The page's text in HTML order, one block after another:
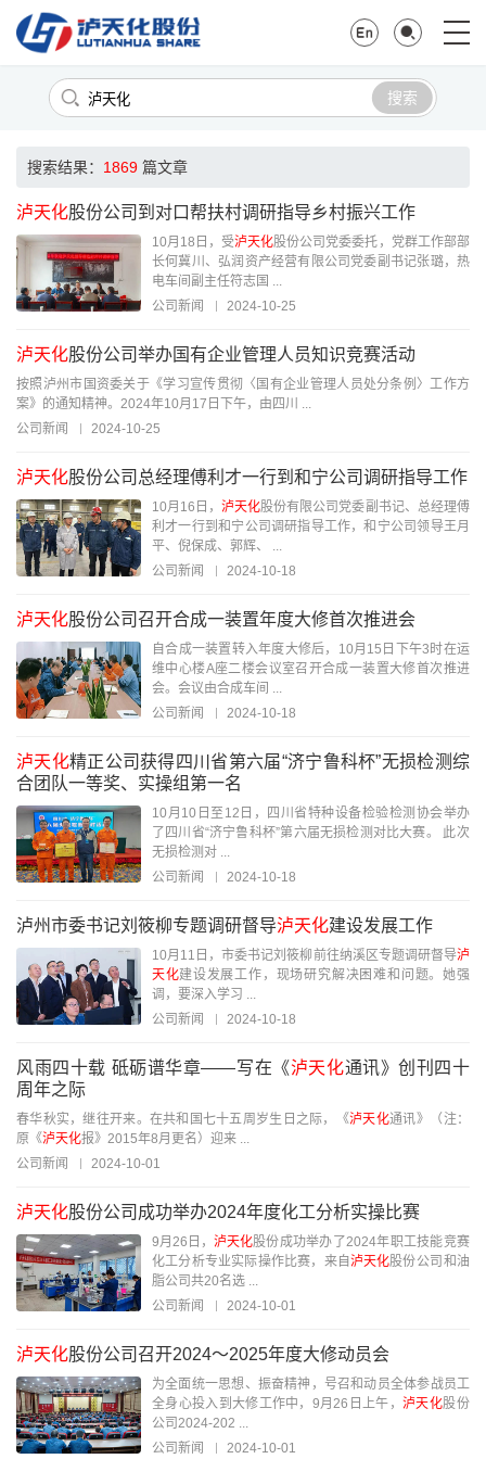
搜索
搜索结果： 1869 篇文章
泸天化股份公司到对口帮扶村调研指导乡村振兴工作
10月18日，受泸天化股份公司党委委托，党群工作部部
长何冀川、弘润资产经营有限公司党委副书记张璐，热
电车间副主任符志国 ...
公司新闻
2024-10-25
泸天化股份公司举办国有企业管理人员知识竞赛活动
按照泸州市国资委关于《学习宣传贯彻〈国有企业管理人员处分条例〉工作方
案》的通知精神。2024年10月17日下午，由四川 ...
公司新闻
2024-10-25
泸天化股份公司总经理傅利才一行到和宁公司调研指导工作
10月16日， 泸天化股份有限公司党委副书记、总经理傅
利才一行到和宁公司调研指导工作，和宁公司领导王月
平、倪保成、郭辉、 ...
公司新闻
2024-10-18
泸天化股份公司召开合成一装置年度大修首次推进会
自合成一装置转入年度大修后，10月15日下午3时在运
维中心楼A座二楼会议室召开合成一装置大修首次推进
会。会议由合成车间 ...
公司新闻
2024-10-18
泸天化精正公司获得四川省第六届“济宁鲁科杯”无损检测综
合团队一等奖、实操组第一名
10月10日至12日，四川省特种设备检验检测协会举办
了四川省“济宁鲁科杯”第六届无损检测对比大赛。 此次
无损检测对 ...
公司新闻
2024-10-18
泸州市委书记刘筱柳专题调研督导泸天化建设发展工作
10月11日，市委书记刘筱柳前往纳溪区专题调研督导泸
天化建设发展工作，现场研究解决困难和问题。她强
调，要深入学习 ...
公司新闻
2024-10-18
风雨四十载 砥砺谱华章——写在《泸天化通讯》创刊四十
周年之际
春华秋实，继往开来。在共和国七十五周岁生日之际，《泸天化通讯》（注：
原《泸天化报》2015年8月更名）迎来 ...
公司新闻
2024-10-01
泸天化股份公司成功举办2024年度化工分析实操比赛
9月26日， 泸天化股份成功举办了2024年职工技能竞赛
化工分析专业实际操作比赛，来自泸天化股份公司和油
脂公司共20名选 ...
公司新闻
2024-10-01
泸天化股份公司召开2024～2025年度大修动员会
为全面统一思想、振奋精神，号召和动员全体参战员工
全身心投入到大修工作中，9月26日上午， 泸天化股份
公司2024-202 ...
公司新闻
2024-10-01